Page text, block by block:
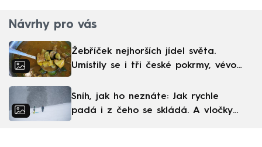
Návrhy pro vás
Žebříček nejhorších jídel světa.
Umístily se i tři české pokrmy, vévodí
Sníh, jak ho neznáte: Jak rychle
padá i z čeho se skládá. A vločky